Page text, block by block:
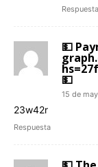
Respuesta
💵
💵
15 de
23w42r
Respuesta